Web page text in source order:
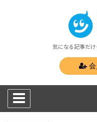
気になる記事だけ